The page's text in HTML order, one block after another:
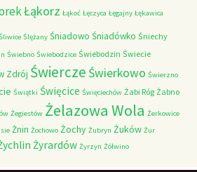
Łąkorz Łąkoć Łęczyca Łęgajny Łękawica
Ślężany Śniadowo Śniadówko Śniechy
Świebno Świebodzice Świebodzin Świecie
Zdrój Świercze Świerkowo Świerzno
Świątki Święcice Święciechów Żabi Róg Żabno
Żegiestów Żelazowa Wola Żerkowice
Żnin Żochowo Żochy Żubryn Żuków Żur
Żyrardów Żyrzyn Żółwino